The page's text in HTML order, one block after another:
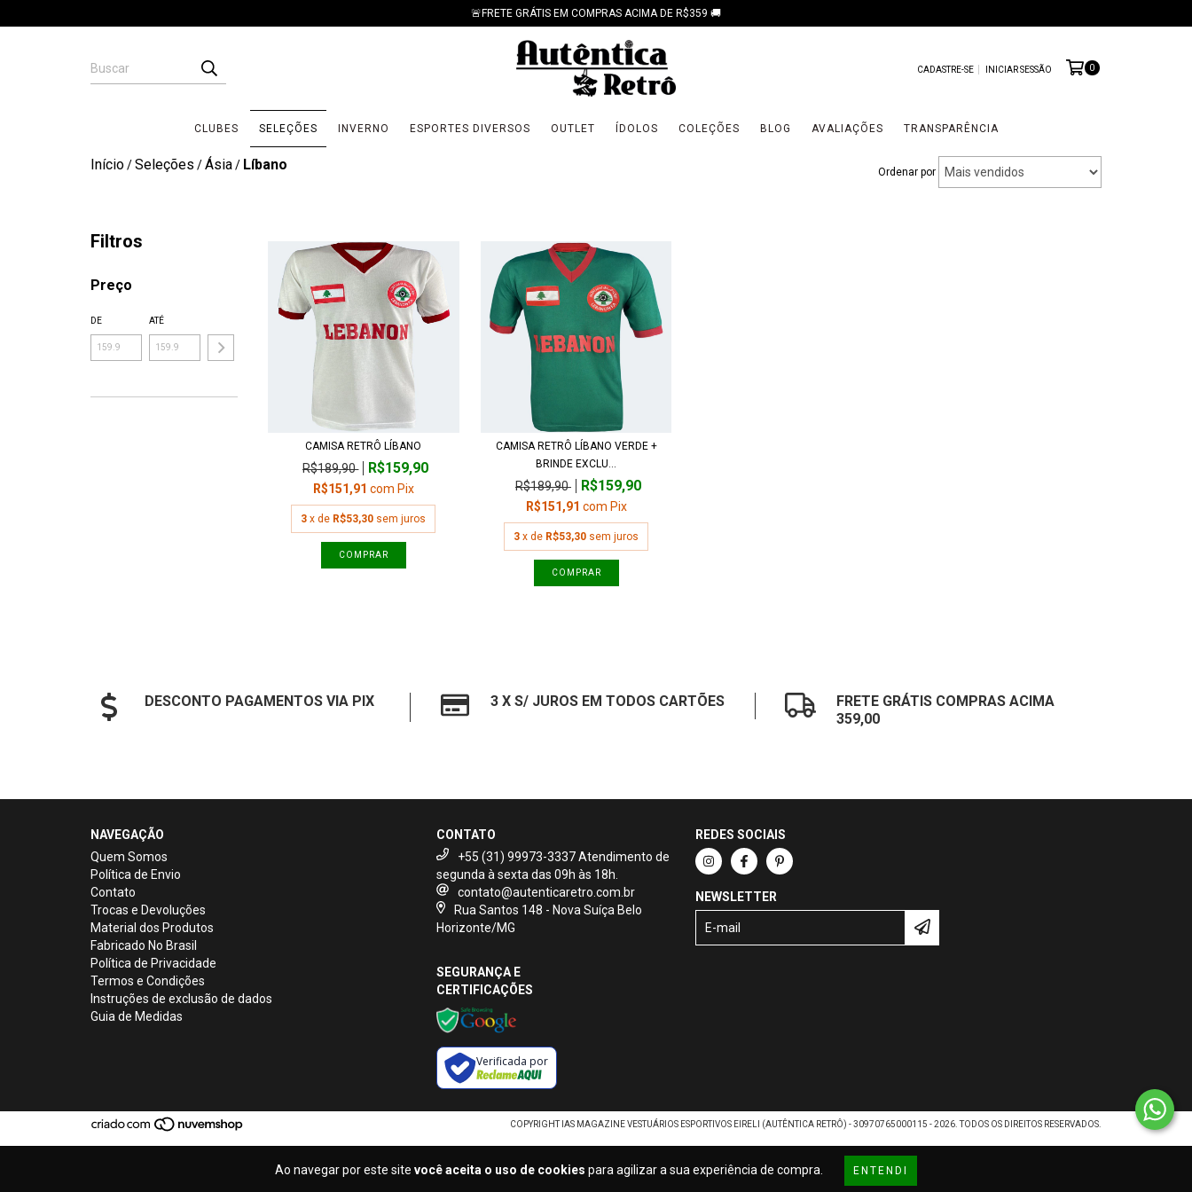
Ao navegar por este site você aceita o uso de cookies para agilizar a sua experiência de compra. ENTENDI
🚨FRETE GRÁTIS EM COMPRAS ACIMA DE R$359 🚚
CADASTRE-SE INICIAR SESSÃO 0
CLUBES SELEÇÕES INVERNO ESPORTES DIVERSOS OUTLET ÍDOLOS COLEÇÕES BLOG AVALIAÇÕES TRANSPARÊNCIA
Início/Seleções /Ásia/ Líbano Ordenar por
Filtros
Preço
DE ATÉ
CAMISA RETRÔ LÍBANO
R$189,90 R$159,90
R$151,91 com Pix
3 x de R$53,30 sem juros
COMPRAR
CAMISA RETRÔ LÍBANO VERDE +
BRINDE EXCLU...
R$189,90 R$159,90
R$151,91 com Pix
3 x de R$53,30 sem juros
COMPRAR
DESCONTO PAGAMENTOS VIA PIX 3 X S/ JUROS EM TODOS CARTÕES
FRETE GRÁTIS COMPRAS ACIMA
359,00
NAVEGAÇÃO
Quem Somos
Política de Envio
Contato
Trocas e Devoluções
Material dos Produtos
Fabricado No Brasil
Política de Privacidade
Termos e Condições
Instruções de exclusão de dados
Guia de Medidas
CONTATO
+55 (31) 99973-3337
contato@autenticaretro.com.br
Rua Santos 148 - Nova Suíça Belo
Horizonte/MG
REDES SOCIAIS
NEWSLETTER
SEGURANÇA E
CERTIFICAÇÕES
Verificada por
COPYRIGHT IAS MAGAZINE VESTUÁRIOS ESPORTIVOS EIRELI (AUTÊNTICA RETRÔ) - 30970765000115 - 2026. TODOS OS DIREITOS RESERVADOS.